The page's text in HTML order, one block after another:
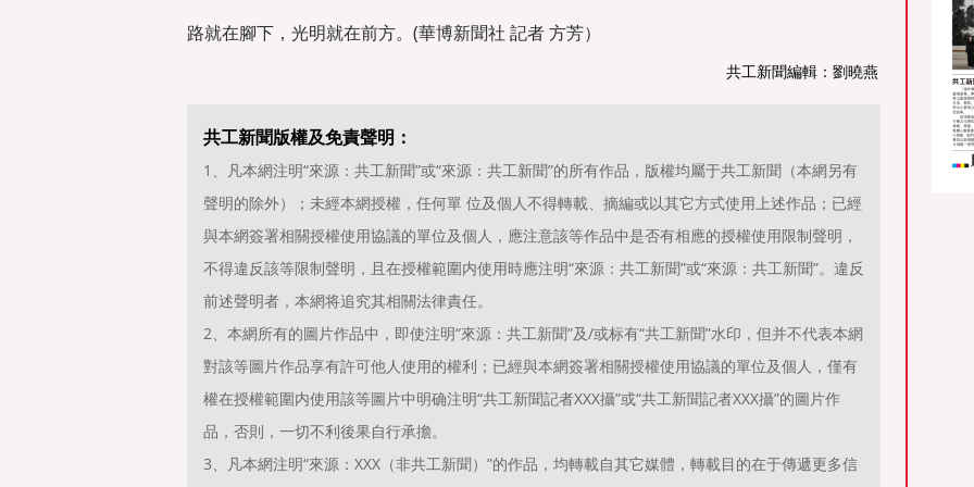
路就在腳下，光明就在前方。(華博新聞社 記者 方芳）
共工新聞編輯：劉曉燕
共工新聞版權及免責聲明：
1、凡本網注明“來源：共工新聞”或“來源：共工新聞”的所有作品，版權均屬于共工新聞（本網另有
聲明的除外）；未經本網授權，任何單 位及個人不得轉載、摘編或以其它方式使用上述作品；已經
與本網簽署相關授權使用協議的單位及個人，應注意該等作品中是否有相應的授權使用限制聲明，
不得違反該等限制聲明，且在授權範圍内使用時應注明“來源：共工新聞”或“來源：共工新聞”。違反
前述聲明者，本網将追究其相關法律責任。
2、本網所有的圖片作品中，即使注明“來源：共工新聞”及/或标有“共工新聞”水印，但并不代表本網
對該等圖片作品享有許可他人使用的權利；已經與本網簽署相關授權使用協議的單位及個人，僅有
權在授權範圍内使用該等圖片中明确注明“共工新聞記者XXX攝”或“共工新聞記者XXX攝”的圖片作
品，否則，一切不利後果自行承擔。
3、凡本網注明“來源：XXX（非共工新聞）”的作品，均轉載自其它媒體，轉載目的在于傳遞更多信